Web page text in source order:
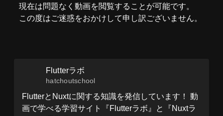
現在は問題なく動画を閲覧することが可能です。
この度はご迷惑をおかけして申し訳ございません。
Flutterラボ
hatchoutschool
FlutterとNuxtに関する知識を発信しています！ 動
画で学べる学習サイト『Flutterラボ』と『Nuxtラ